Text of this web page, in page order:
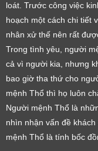
loát. Trước công việc
hoạch một cách chi tiết
nhân xử thế nên rất
Trong tình yêu, người
cả vì người kia, nhưng
bao giờ tha thứ cho
mệnh Thổ thì họ luôn
Người mệnh Thổ là
nhìn nhận vấn đề
mệnh Thổ là tính bốc